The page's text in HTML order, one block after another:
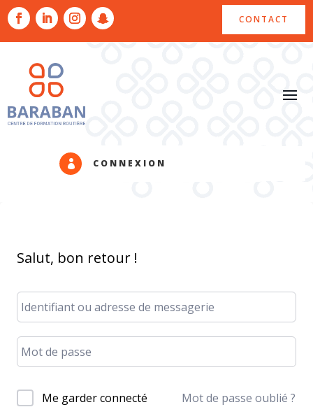
CONTACT
 CONNEXION
Salut, bon retour !
Me garder connecté Mot de passe oublié ?